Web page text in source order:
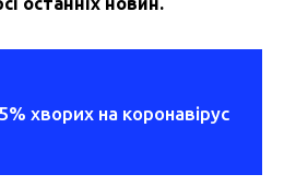
хворих на коронавірус